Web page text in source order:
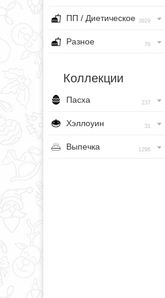
ПП / Диетическое 3929
Разное 76
Коллекции
Пасха 237
Хэллоуин 31
Выпечка 1296